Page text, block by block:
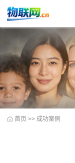
首页 >> 成功案例